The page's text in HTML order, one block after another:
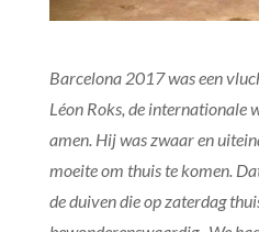
Barcelona 2017 was een
Léon Roks, de internationale
amen. Hij was zwaar en
moeite om thuis te komen.
de duiven die op zaterdag